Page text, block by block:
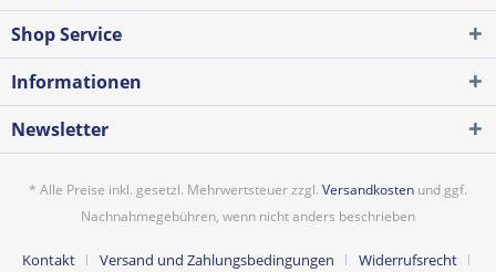
Shop Service
Informationen
Newsletter
* Alle Preise inkl. gesetzl. Mehrwertsteuer zzgl. Versandkosten und ggf.
Nachnahmegebühren, wenn nicht anders beschrieben
Kontakt Versand und Zahlungsbedingungen Widerrufsrecht